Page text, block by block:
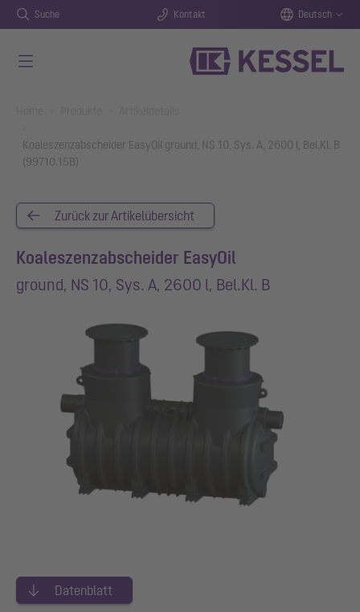
Suche Kontakt Deutsch
Koaleszenzabscheider EasyOil ground, NS 10, Sys. A, 2600 l, Bel.Kl. B
(99710.15B)
Zurück zur Artikelübersicht
Koaleszenzabscheider EasyOil
ground, NS 10, Sys. A, 2600 l, Bel.Kl. B
Datenblatt